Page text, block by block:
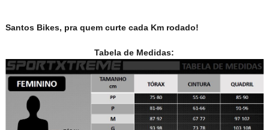
Santos Bikes, pra quem curte cada Km rodado!
Tabela de Medidas: